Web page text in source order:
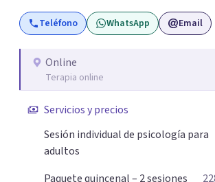
malestar emocional con mayor claridad y
Teléfono WhatsApp Email
Online
Terapia online
Servicios y precios
Sesión individual de psicología para
adultos
Paquete quincenal – 2 sesiones